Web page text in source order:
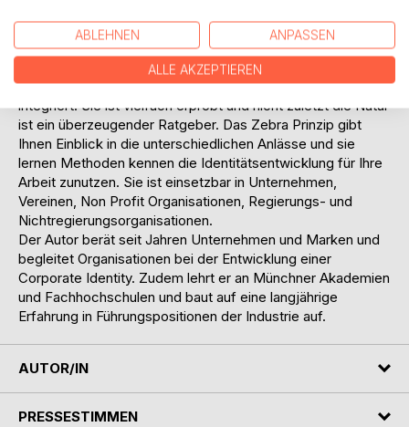
verschiedene Anlässe der Veränderung zu gestalten und zu
managen. Es ist zugleich die erfolgversprechendste
Managementmethode, eben weil sie die unterschiedlichen
Beteiligten, die den Wandel erleben in den Prozess
integriert. Sie ist vielfach erprobt und nicht zuletzt die Natur
ist ein überzeugender Ratgeber. Das Zebra Prinzip gibt
Ihnen Einblick in die unterschiedlichen Anlässe und sie
lernen Methoden kennen die Identitätsentwicklung für Ihre
Arbeit zunutzen. Sie ist einsetzbar in Unternehmen,
Vereinen, Non Profit Organisationen, Regierungs- und
Nichtregierungsorganisationen.
Der Autor berät seit Jahren Unternehmen und Marken und
begleitet Organisationen bei der Entwicklung einer
Corporate Identity. Zudem lehrt er an Münchner Akademien
und Fachhochschulen und baut auf eine langjährige
Erfahrung in Führungspositionen der Industrie auf.
AUTOR/IN
PRESSESTIMMEN
ABLEHNEN ANPASSEN
ALLE AKZEPTIEREN